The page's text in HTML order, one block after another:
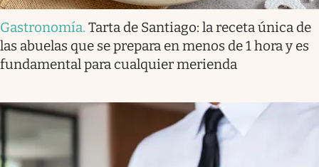
Gastronomía. Tarta de Santiago: la receta única de
las abuelas que se prepara en menos de 1 hora y es
fundamental para cualquier merienda